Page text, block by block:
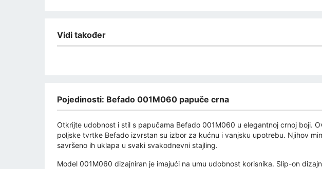
Vidi također
Pojedinosti: Befado 001M060 papuče crna
Otkrijte udobnost i stil s papučama Befado 001M060 u elegantnoj crnoj boji.
poljske tvrtke Befado izvrstan su izbor za kućnu i vanjsku upotrebu. Njihov
savršeno ih uklapa u svaki svakodnevni stajling.
Model 001M060 dizajniran je imajući na umu udobnost korisnika. Slip-on